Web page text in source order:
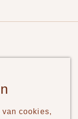
cookies,